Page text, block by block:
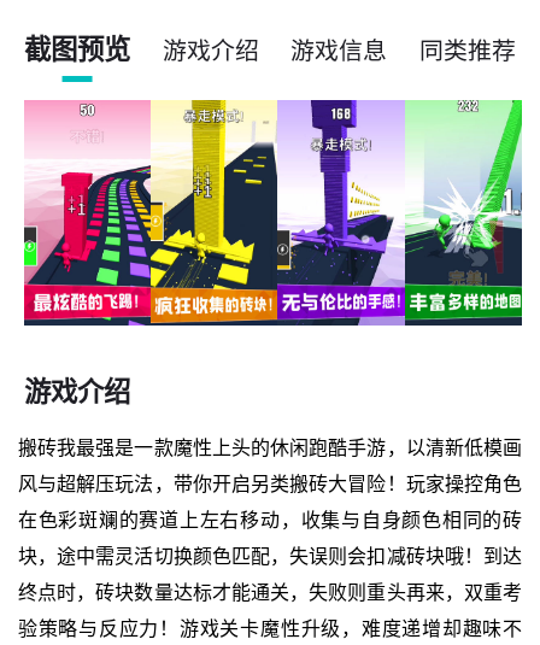
截图预览 游戏介绍 游戏信息 同类推荐
游戏介绍
搬砖我最强是一款魔性上头的休闲跑酷手游，以清新低模画
风与超解压玩法，带你开启另类搬砖大冒险！玩家操控角色
在色彩斑斓的赛道上左右移动，收集与自身颜色相同的砖
块，途中需灵活切换颜色匹配，失误则会扣减砖块哦！到达
终点时，砖块数量达标才能通关，失败则重头再来，双重考
验策略与反应力！游戏关卡魔性升级，难度递增却趣味不